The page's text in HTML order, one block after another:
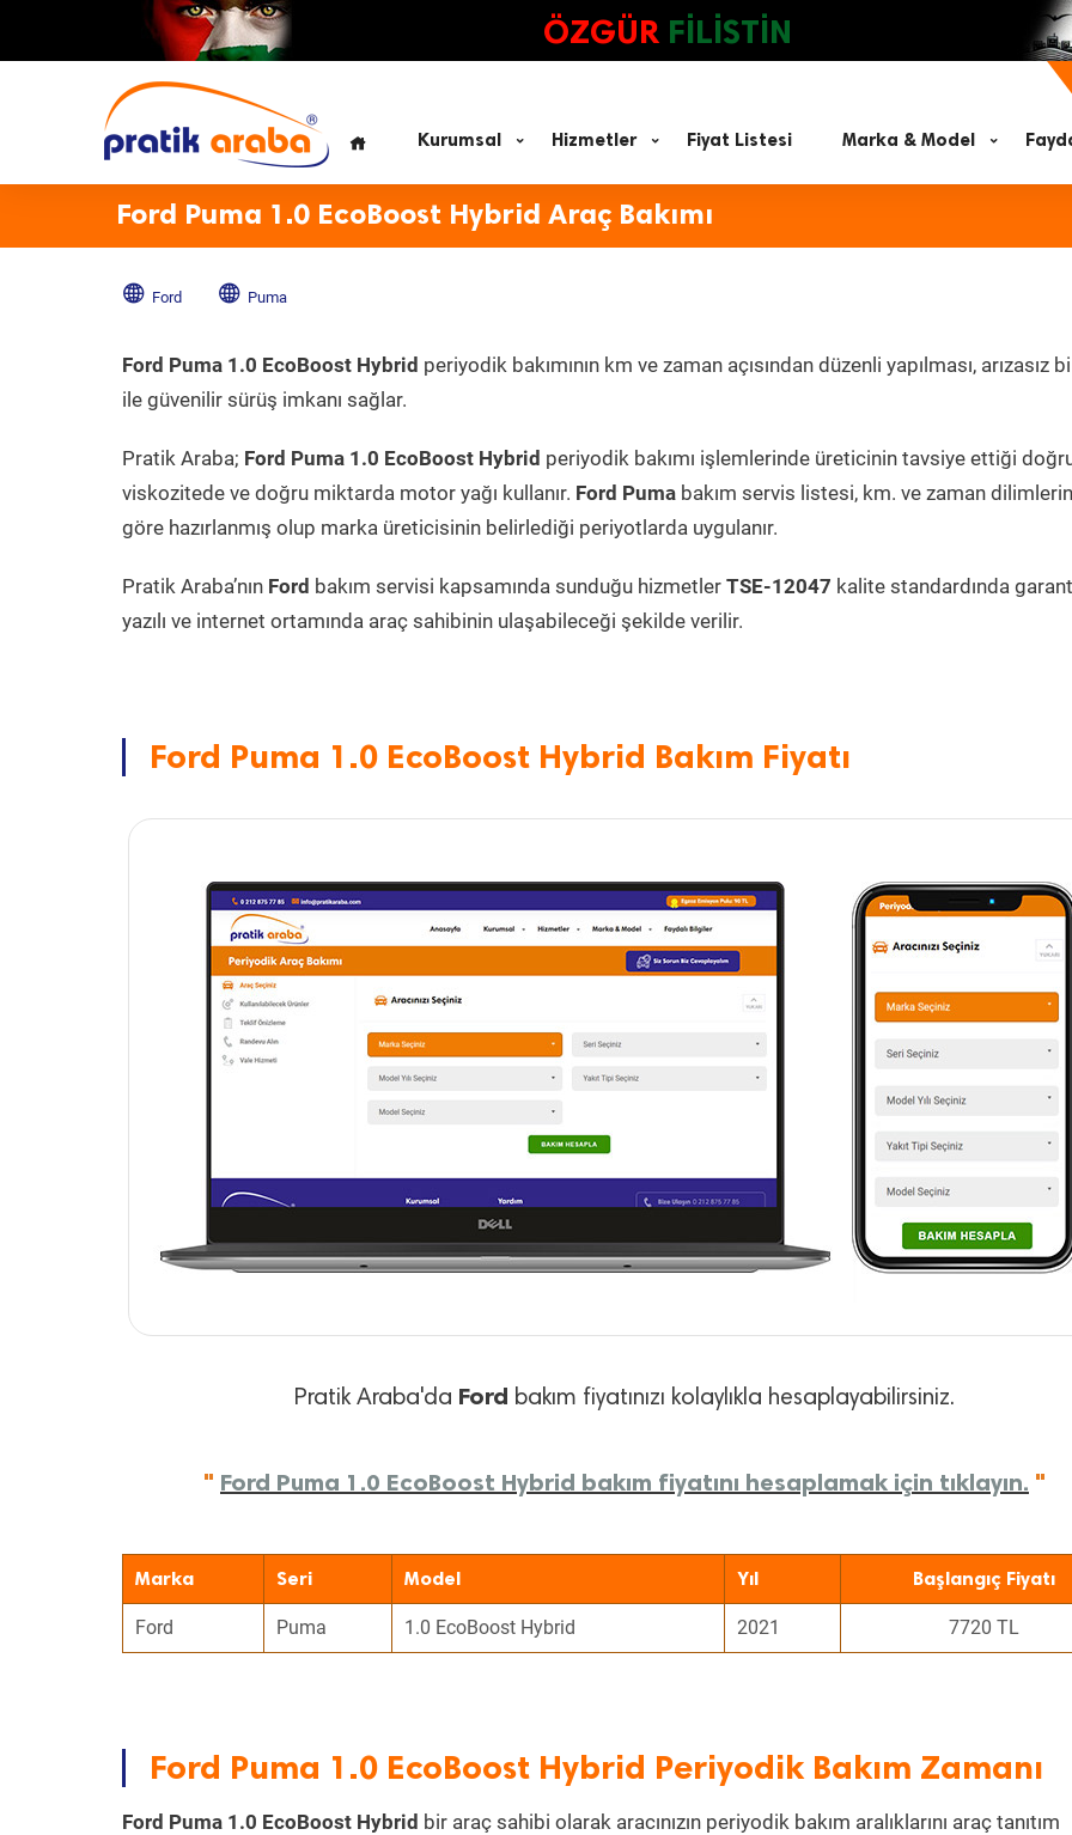
ÖZGÜR FİLİSTİN
Kurumsal Hizmetler Fiyat Listesi Marka & Model
Ford Puma 1.0 EcoBoost Hybrid Araç Bakımı
Ford Puma
Ford Puma 1.0 EcoBoost Hybrid periyodik bakımının km ve zaman açısından düzenli yapılması, arızasız
ile güvenilir sürüş imkanı sağlar.
Pratik Araba; Ford Puma 1.0 EcoBoost Hybrid periyodik bakımı işlemlerinde üreticinin tavsiye ettiği
viskozitede ve doğru miktarda motor yağı kullanır. Ford Puma bakım servis listesi, km. ve zaman
göre hazırlanmış olup marka üreticisinin belirlediği periyotlarda uygulanır.
Pratik Araba’nın Ford bakım servisi kapsamında sunduğu hizmetler TSE-12047 kalite standardında
yazılı ve internet ortamında araç sahibinin ulaşabileceği şekilde verilir.
Ford Puma 1.0 EcoBoost Hybrid Bakım Fiyatı
Pratik Araba'da Ford bakım fiyatınızı kolaylıkla hesaplayabilirsiniz.
" Ford Puma 1.0 EcoBoost Hybrid bakım fiyatını hesaplamak için tıklayın. "
Marka Seri Model Yıl Başlangıç Fiyatı
Ford Puma 1.0 EcoBoost Hybrid 2021 7720 TL
Ford Puma 1.0 EcoBoost Hybrid Periyodik Bakım Zamanı
Ford Puma 1.0 EcoBoost Hybrid bir araç sahibi olarak aracınızın periyodik bakım aralıklarını araç tanıtım